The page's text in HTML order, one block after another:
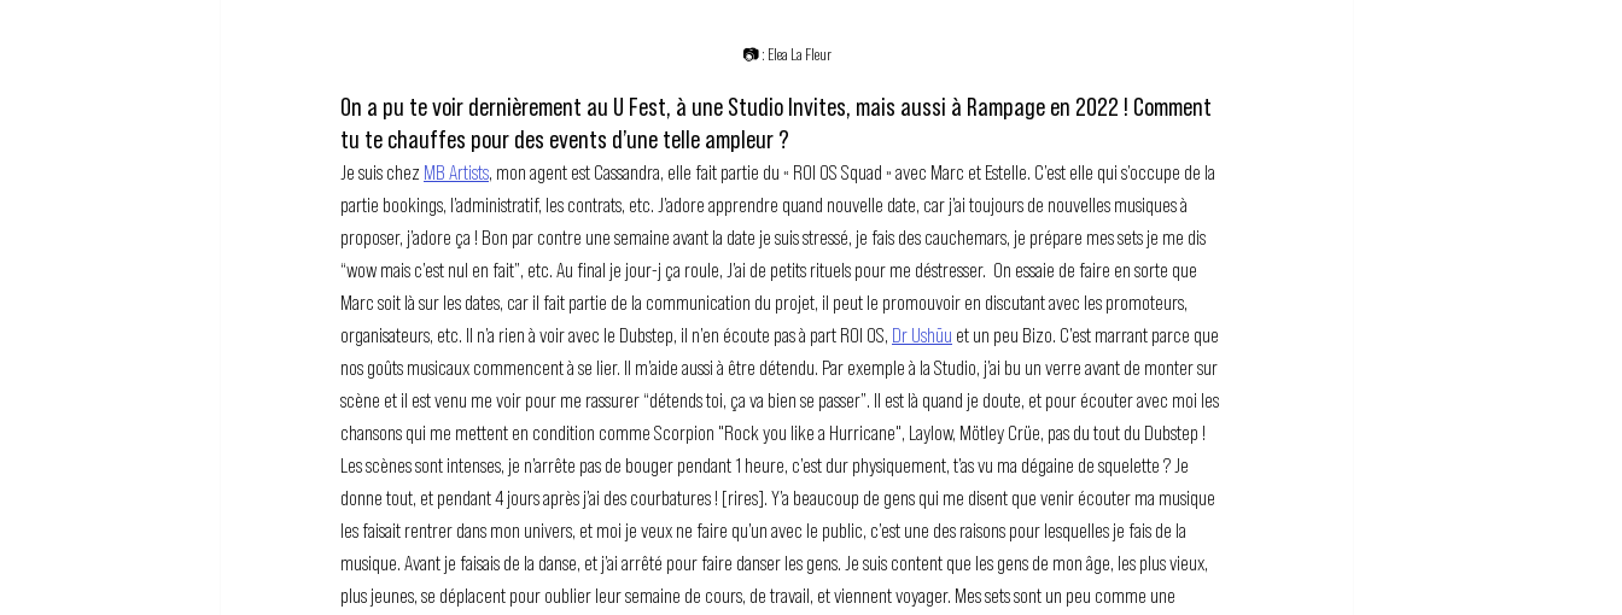
📷 : Elea La Fleur
On a pu te voir dernièrement au U Fest, à une Studio Invites, mais aussi à Rampage en 2022 ! Comment
tu te chauffes pour des events d’une telle ampleur ?
Je suis chez MB Artists, mon agent est Cassandra, elle fait partie du « ROI OS Squad » avec Marc et Estelle. C’est elle qui s’occupe de la
partie bookings, l’administratif, les contrats, etc. J’adore apprendre quand nouvelle date, car j’ai toujours de nouvelles musiques à
proposer, j’adore ça ! Bon par contre une semaine avant la date je suis stressé, je fais des cauchemars, je prépare mes sets je me dis
“wow mais c’est nul en fait”, etc. Au final je jour-j ça roule, J’ai de petits rituels pour me déstresser.  On essaie de faire en sorte que
Marc soit là sur les dates, car il fait partie de la communication du projet, il peut le promouvoir en discutant avec les promoteurs,
organisateurs, etc. Il n’a rien à voir avec le Dubstep, il n’en écoute pas à part ROI OS, Dr Ushūu et un peu Bizo. C’est marrant parce que
nos goûts musicaux commencent à se lier. Il m’aide aussi à être détendu. Par exemple à la Studio, j’ai bu un verre avant de monter sur
scène et il est venu me voir pour me rassurer “détends toi, ça va bien se passer”. Il est là quand je doute, et pour écouter avec moi les
chansons qui me mettent en condition comme Scorpion "Rock you like a Hurricane", Laylow, Mötley Crüe, pas du tout du Dubstep !
Les scènes sont intenses, je n’arrête pas de bouger pendant 1 heure, c’est dur physiquement, t’as vu ma dégaine de squelette ? Je
donne tout, et pendant 4 jours après j’ai des courbatures ! [rires]. Y’a beaucoup de gens qui me disent que venir écouter ma musique
les faisait rentrer dans mon univers, et moi je veux ne faire qu’un avec le public, c’est une des raisons pour lesquelles je fais de la
musique. Avant je faisais de la danse, et j’ai arrêté pour faire danser les gens. Je suis content que les gens de mon âge, les plus vieux,
plus jeunes, se déplacent pour oublier leur semaine de cours, de travail, et viennent voyager. Mes sets sont un peu comme une